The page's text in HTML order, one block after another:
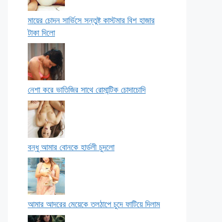
মায়ের চোদন সার্ভিসে সন্তুষ্ট কাস্টমার বিশ হাজার
টাকা দিলো
নেশা করে ভাতিজির সাথে রোমান্টিক চোদাচোদি
বন্ধু আমার বোনকে হার্ডলী চুদলো
আমার আদরের মেয়েকে তলঠাপে চুদে ফাটিয়ে দিলাম